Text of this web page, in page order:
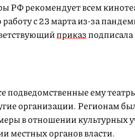
РФ рекомендует всем
с 23 марта из-за
приказподписала
подведомственные ему
организации. Регионам
в отношении культурных
местных органов власти.